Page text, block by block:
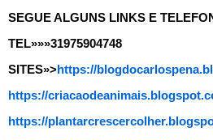
SEGUE ALGUNS LINKS E
TEL»»»31975904748
SITES»>https://
https://
https://